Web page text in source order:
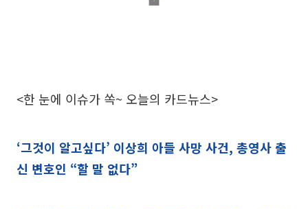
<한 눈에 이슈가 쏙~ 오늘의 카드뉴스>
‘그것이 알고싶다’ 이상희 아들 사망 사건, 총영사 출
신 변호인 “할 말 없다”